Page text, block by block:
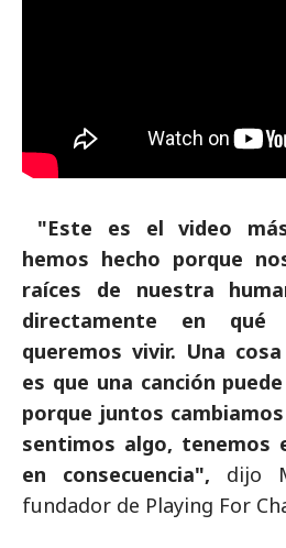
"Este es el video
hemos hecho porque
raíces de nuestra
directamente en
queremos vivir. Una
es que una canción
porque juntos
sentimos algo, tenemos
en consecuencia", dijo
fundador de Playing For